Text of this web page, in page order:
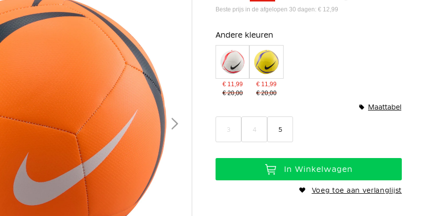
Beste prijs in de afgelopen 30 dagen: € 12,99
Andere kleuren
€ 11,99
€ 20,00
€ 11,99
€ 20,00
3 4 5
Maattabel
In Winkelwagen
Voeg toe aan verlanglijst